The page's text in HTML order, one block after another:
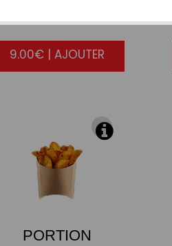
9.00€ | AJOUTER
PORTION